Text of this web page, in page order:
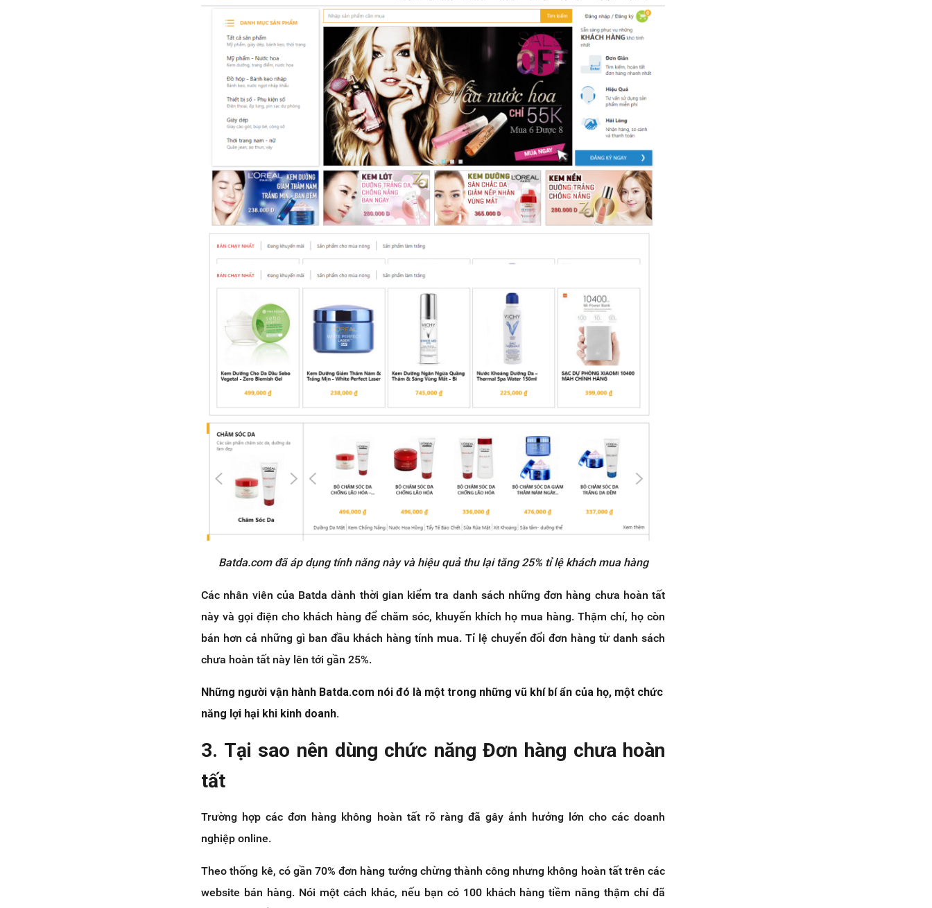
Batda.com đã áp dụng tính năng này và hiệu quả thu lại tăng 25% tỉ lệ khách mua hàng
Các nhân viên của Batda dành thời gian kiểm tra danh sách những đơn hàng chưa hoàn tất
này và gọi điện cho khách hàng để chăm sóc, khuyến khích họ mua hàng. Thậm chí, họ còn
bán hơn cả những gì ban đầu khách hàng tính mua. Tỉ lệ chuyển đổi đơn hàng từ danh sách
chưa hoàn tất này lên tới gần 25%.
Những người vận hành Batda.com nói đó là một trong những vũ khí bí ẩn của họ, một chức
năng lợi hại khi kinh doanh.
3. Tại sao nên dùng chức năng Đơn hàng chưa hoàn
tất
Trường hợp các đơn hàng không hoàn tất rõ ràng đã gây ảnh hưởng lớn cho các doanh
nghiệp online.
Theo thống kê, có gần 70% đơn hàng tưởng chừng thành công nhưng không hoàn tất trên các
website bán hàng. Nói một cách khác, nếu bạn có 100 khách hàng tiềm năng thậm chí đã